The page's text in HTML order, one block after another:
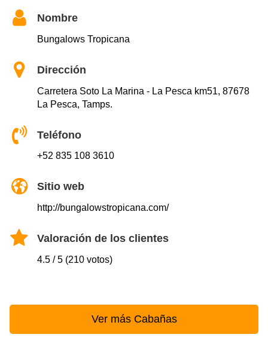
Nombre
Bungalows Tropicana
Dirección
Carretera Soto La Marina - La Pesca km51, 87678
La Pesca, Tamps.
Teléfono
+52 835 108 3610
Sitio web
http://bungalowstropicana.com/
Valoración de los clientes
4.5 / 5 (210 votos)
Ver más Cabañas